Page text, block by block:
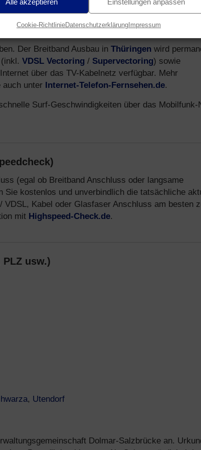
Alle akzeptieren Einstellungen anpassen
Cookie-RichtlinieDatenschutzerklärungImpressum
Der Breitband Ausbau in Thüringen wird
(inkl. VDSL Vectoring / Supervectoring) sowie
über das TV-Kabelnetz verfügbar. Mehr
auch unter Internet-Telefon-Fernsehen.de.
Surf-Geschwindigkeiten über das Mobilfunk-
(egal ob Breitband Anschluss oder langsame
Sie kostenlos und unverbindlich die tatsächliche
Kabel oder Glasfaser Anschluss am besten
mit Highspeed-Check.de.
usw.)
, Utendorf
Dolmar-Salzbrücke an.